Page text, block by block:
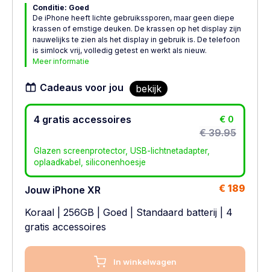
Conditie: Goed
De iPhone heeft lichte gebruikssporen, maar geen diepe
krassen of ernstige deuken. De krassen op het display zijn
nauwelijks te zien als het display in gebruik is. De telefoon
is simlock vrij, volledig getest en werkt als nieuw.
Meer informatie
Cadeaus voor jou bekijk
4 gratis accessoires € 0
€ 39.95
Glazen screenprotector, USB-lichtnetadapter,
oplaadkabel, siliconenhoesje
Jouw iPhone XR
€ 189
Koraal
256GB Goed Standaard batterij | 4
gratis accessoires
In winkelwagen